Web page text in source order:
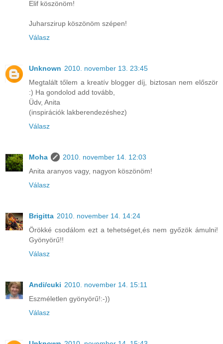
Elif köszönöm!
Juharszirup köszönöm szépen!
Válasz
Unknown 2010. november 13. 23:45
Megtalált tőlem a kreatív blogger díj, biztosan nem először
:) Ha gondolod add tovább,
Üdv, Anita
(inspirációk lakberendezéshez)
Válasz
Moha
2010. november 14. 12:03
Anita aranyos vagy, nagyon köszönöm!
Válasz
Brigitta 2010. november 14. 14:24
Örökké csodálom ezt a tehetséget,és nem győzök ámulni!
Gyönyörű!!
Válasz
Andi/cuki 2010. november 14. 15:11
Eszméletlen gyönyörű!:-))
Válasz